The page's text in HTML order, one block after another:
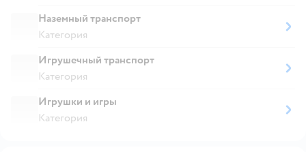
Наземный транспорт
Категория
Игрушечный транспорт
Категория
Игрушки и игры
Категория